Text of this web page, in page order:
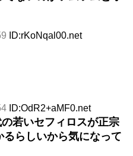
ID:rKoNqal00.net
ID:OdR2+aMF0.net
若いセフィロスが正宗
らしいから気になって